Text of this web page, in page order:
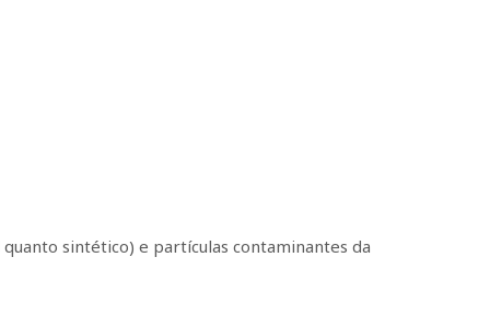
sintético) e partículas contaminantes da